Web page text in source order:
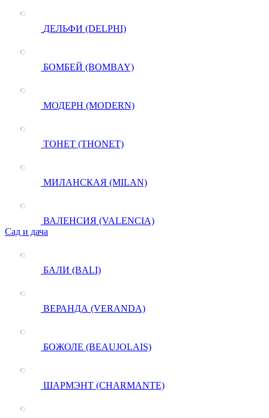
ДЕЛЬФИ (DELPHI)
БОМБЕЙ (BOMBAY)
МОДЕРН (MODERN)
ТОНЕТ (THONET)
МИЛАНСКАЯ (MILAN)
ВАЛЕНСИЯ (VALENCIA)
Сад и дача
БАЛИ (BALI)
ВЕРАНДА (VERANDA)
БОЖОЛЕ (BEAUJOLAIS)
ШАРМЭНТ (CHARMANTE)